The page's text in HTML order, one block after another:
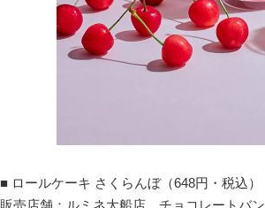
■ ロールケーキ さくらんぼ（648円・税込）
販売店舗：ルミネ大船店、チョコレートバ